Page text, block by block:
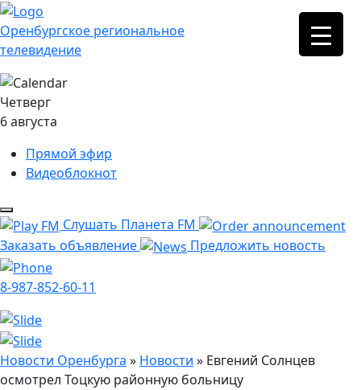
Оренбургское региональное
телевидение
Четверг
6 августа
Прямой эфир
Видеоблокнот
Слушать Планета FM
Заказать объявление
Предложить новость
8-987-852-60-11
Новости Оренбурга » Новости » Евгений Солнцев
осмотрел Тоцкую районную больницу